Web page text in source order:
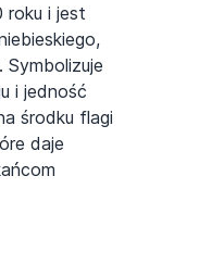
roku i jest
Symbolizuje
i jedność
środku flagi
daje